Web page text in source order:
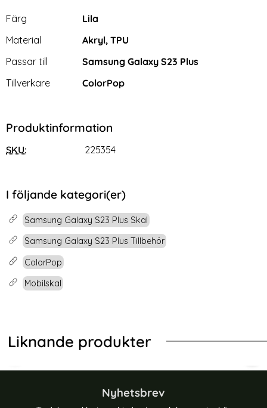
Egenskaper/attribut för denna produkt
Attribut
Färg
Lila
Material
Akryl, TPU
Passar till
Samsung Galaxy S23 Plus
Tillverkare
ColorPop
Produktinformation
SKU: 225354
I följande kategori(er)
Samsung Galaxy S23 Plus Skal
Samsung Galaxy S23 Plus Tillbehör
ColorPop
Mobilskal
Liknande produkter
Galaxy S23 Plus Skal Läderbelagt BrunColorPop Samsung Galaxy S23
Nyhetsbrev